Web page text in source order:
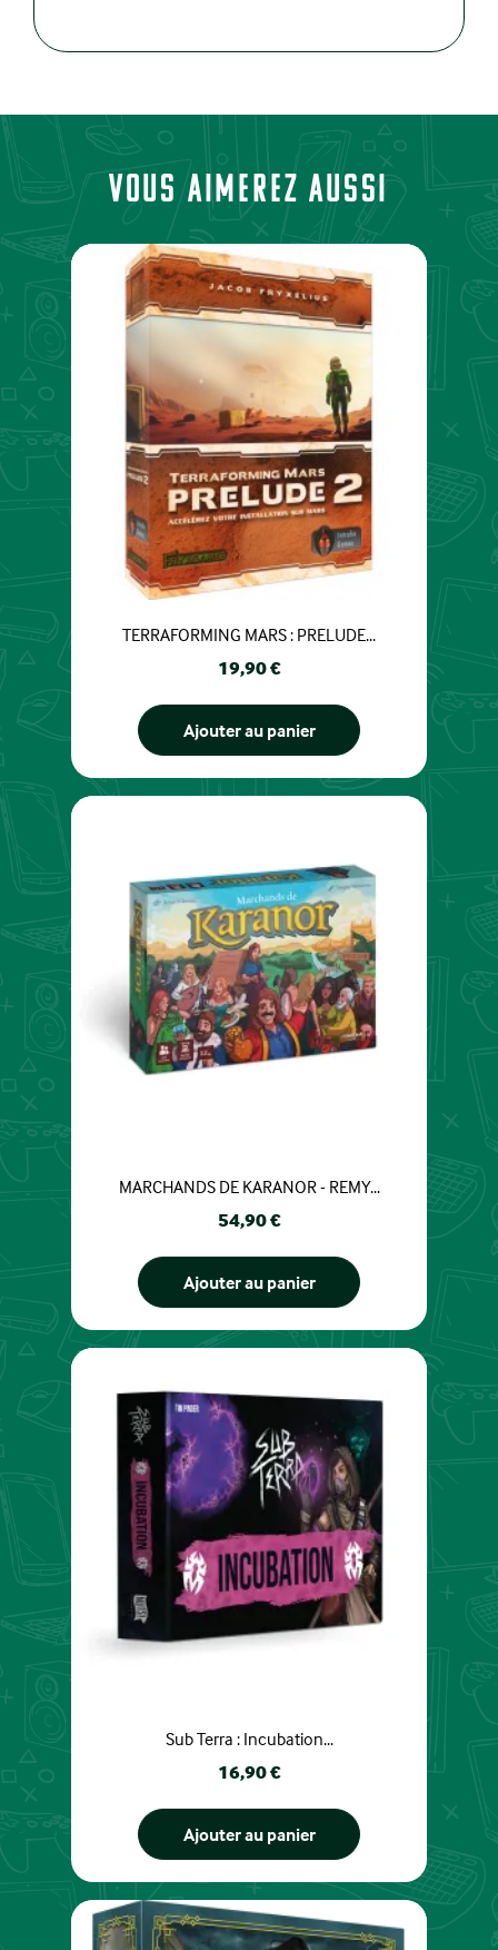
Vous aimerez aussi
TERRAFORMING MARS : PRELUDE...
Prix
19,90 €
Ajouter au panier
MARCHANDS DE KARANOR - REMY...
Prix
54,90 €
Ajouter au panier
Sub Terra : Incubation...
Prix
16,90 €
Ajouter au panier